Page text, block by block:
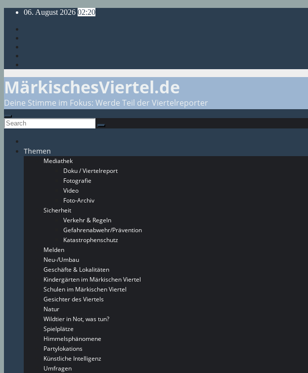
Skip
content
06. August 2026 02:20
MärkischesViertel.de
Deine Stimme im Fokus: Werde Teil der Viertelreporter
Themen
Mediathek
Doku / Viertelreport
Fotografie
Video
Foto-Archiv
Sicherheit
Verkehr & Regeln
Gefahrenabwehr/Prävention
Katastrophenschutz
Melden
Neu-/Umbau
Geschäfte & Lokalitäten
Kindergärten im Märkischen Viertel
Schulen im Märkischen Viertel
Gesichter des Viertels
Natur
Wildtier in Not, was tun?
Spielplätze
Himmelsphänomene
Partylokations
Künstliche Intelligenz
Umfragen